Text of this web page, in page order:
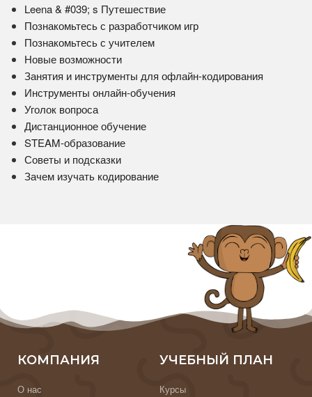
Leena & #039; s Путешествие
Познакомьтесь с разработчиком игр
Познакомьтесь с учителем
Новые возможности
Занятия и инструменты для офлайн-кодирования
Инструменты онлайн-обучения
Уголок вопроса
Дистанционное обучение
STEAM-образование
Советы и подсказки
Зачем изучать кодирование
КОМПАНИЯ
О нас
УЧЕБНЫЙ ПЛАН
Курсы